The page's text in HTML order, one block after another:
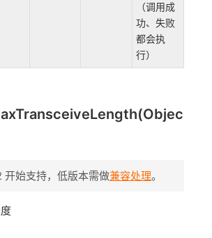
（调用成
功、失败
都会执
行）
开始支持，低版本需做兼容处理。